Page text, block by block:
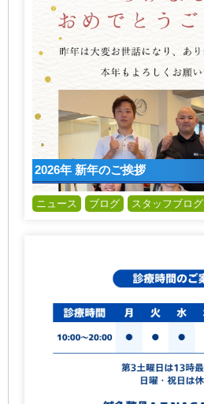
2026年 新年のご挨拶
ニュース ブログ スタッフブログ